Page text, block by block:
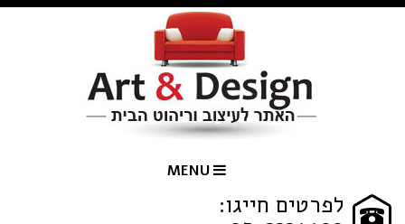
MENU
לפרטים חייגו: